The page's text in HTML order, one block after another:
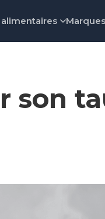
Marques
son